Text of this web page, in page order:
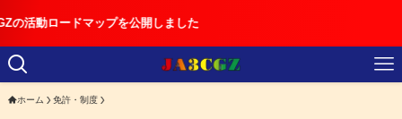
ップを公開しました
ホーム 免許・制度